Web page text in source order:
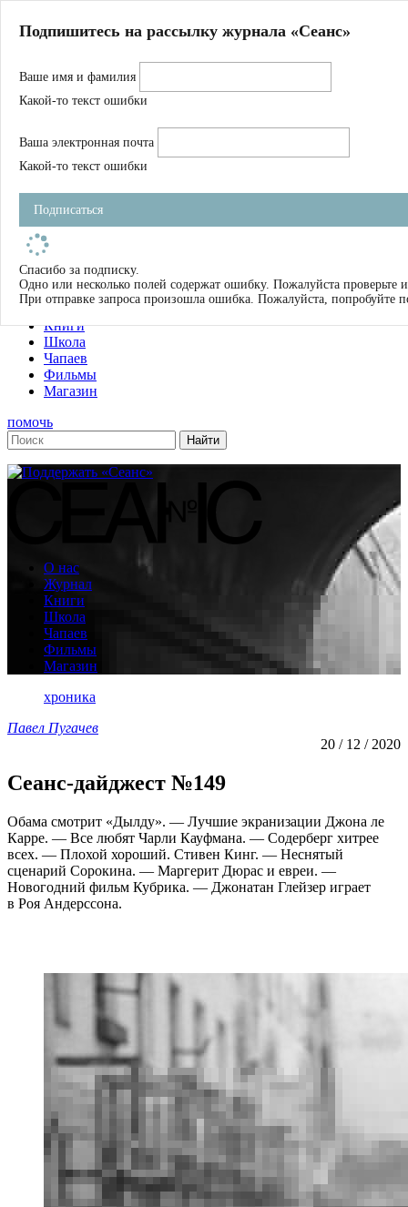
Магазин
Журнал
Школа
Устав
Фильмы
Имена
Тэги
О нас
Журнал
Книги
Школа
Чапаев
Фильмы
Магазин
помочь
О нас
Журнал
Книги
Школа
Чапаев
Фильмы
Магазин
хроника
Павел Пугачев
20 / 12 / 2020
Сеанс-дайджест №149
Обама смотрит «Дылду». — Лучшие экранизации Джона ле
Карре. — Все любят Чарли Кауфмана. — Содерберг хитрее
всех. — Плохой хороший. Стивен Кинг. — Неснятый
сценарий Сорокина. — Маргерит Дюрас и евреи. —
Новогодний фильм Кубрика. — Джонатан Глейзер играет
в Роя Андерссона.
Подпишитесь на рассылку журнала «Сеанс»
Ваше имя и фамилия
Какой-то текст ошибки
Ваша электронная почта
Какой-то текст ошибки
Подписаться
Спасибо за подписку.
Одно или несколько полей содержат ошибку. Пожалуйста проверьте
При отправке запроса произошла ошибка. Пожалуйста, попробуйте